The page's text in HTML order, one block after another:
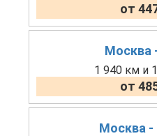
от
Москва
1 940 км и
от
Москва -